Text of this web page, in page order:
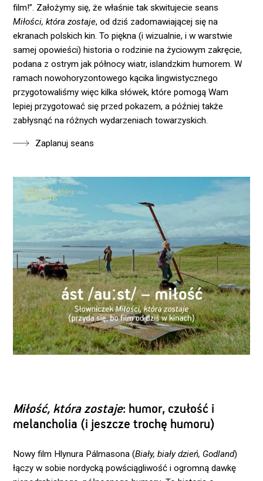
film!”. Założymy się, że właśnie tak skwitujecie seans
Miłości, która zostaje, od dziś zadomawiającej się na
ekranach polskich kin. To piękna (i wizualnie, i w warstwie
samej opowieści) historia o rodzinie na życiowym zakręcie,
podana z ostrym jak północy wiatr, islandzkim humorem. W
ramach nowohoryzontowego kącika lingwistycznego
przygotowaliśmy więc kilka słówek, które pomogą Wam
lepiej przygotować się przed pokazem, a później także
zabłysnąć na różnych wydarzeniach towarzyskich.
Zaplanuj seans
Miłość, która zostaje: humor, czułość i
melancholia (i jeszcze trochę humoru)
Nowy film Hlynura Pálmasona (Biały, biały dzień, Godland)
łączy w sobie nordycką powściągliwość i ogromną dawkę